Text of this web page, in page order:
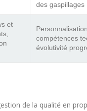
des gaspillages
et
compétences
évolutivité
de la qualité en